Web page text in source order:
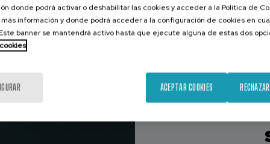
donde podrá activar o deshabilitar las cookies y acceder a la Política de
información y donde podrá acceder a la configuración de cookies en
banner se mantendrá activo hasta que ejecute alguna de estas dos
ACEPTAR COOKIES